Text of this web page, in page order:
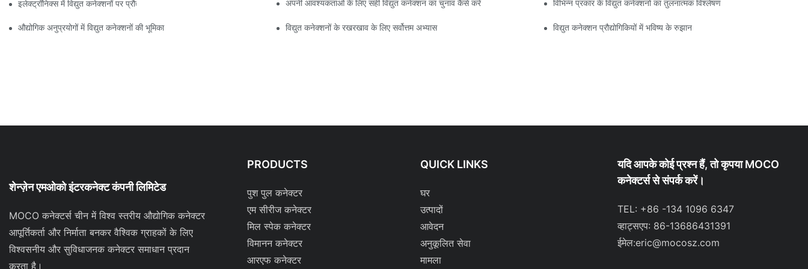
इलेक्ट्रॉनिक्स में विद्युत कनेक्शनों पर प्रौद्योगिकी का प्रभाव अपनी आवश्यकताओं के लिए सही विद्युत कनेक्शन का चुनाव कैसे करें विभिन्न प्रकार के विद्युत कनेक्शनों का तुलनात्मक विश्लेषण
औद्योगिक अनुप्रयोगों में विद्युत कनेक्शनों की भूमिका विद्युत कनेक्शनों के रखरखाव के लिए सर्वोत्तम अभ्यास विद्युत कनेक्शन प्रौद्योगिकियों में भविष्य के रुझान
शेन्ज़ेन एमओको इंटरकनेक्ट कंपनी लिमिटेड
MOCO कनेक्टर्स चीन में विश्व स्तरीय औद्योगिक कनेक्टर
आपूर्तिकर्ता और निर्माता बनकर वैश्विक ग्राहकों के लिए
विश्वसनीय और सुविधाजनक कनेक्टर समाधान प्रदान
करता है।
PRODUCTS
पुश पुल कनेक्टर
एम सीरीज कनेक्टर
मिल स्पेक कनेक्टर
विमानन कनेक्टर
आरएफ कनेक्टर
QUICK LINKS
घर
उत्पादों
आवेदन
अनुकूलित सेवा
मामला
यदि आपके कोई प्रश्न हैं, तो कृपया MOCO
कनेक्टर्स से संपर्क करें।
TEL: +86 -134 1096 6347
व्हाट्सएप: 86-13686431391
ईमेल:eric@mocosz.com